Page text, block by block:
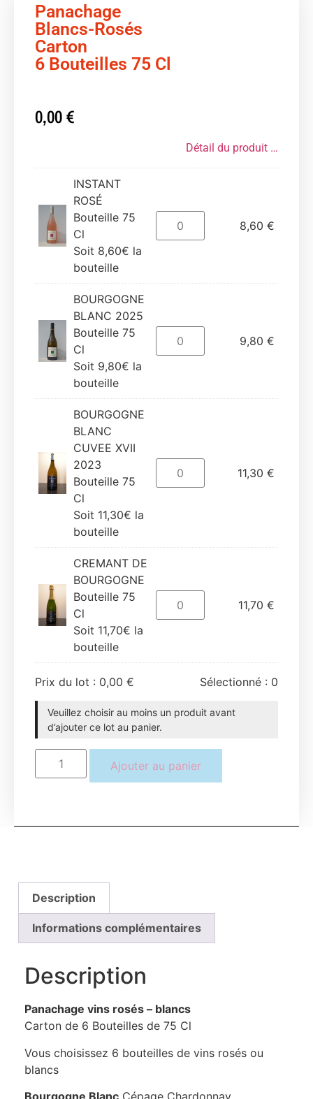
Panachage
Blancs-Rosés
Carton
6 Bouteilles 75 Cl
0,00€
Détail du produit …
INSTANT
ROSÉ
Bouteille 75
Cl
Soit 8,60€ la
bouteille
8,60 €
BOURGOGNE
BLANC 2025
Bouteille 75
Cl
Soit 9,80€ la
bouteille
9,80 €
BOURGOGNE
BLANC
CUVEE XVII
2023
Bouteille 75
Cl
Soit 11,30€ la
bouteille
11,30 €
CREMANT DE
BOURGOGNE
Bouteille 75
Cl
Soit 11,70€ la
bouteille
11,70 €
Prix du lot : 0,00 € Sélectionné : 0
Veuillez choisir au moins un produit avant
d’ajouter ce lot au panier.
Ajouter au panier
Description
Informations complémentaires
Description
Panachage vins rosés – blancs
Carton de 6 Bouteilles de 75 Cl
Vous choisissez 6 bouteilles de vins rosés ou
blancs